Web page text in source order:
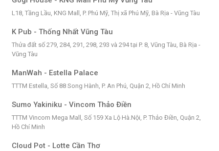
L18, Tầng Lầu, KNG Mall, P. Phú Mỹ, Thị xã Phú Mỹ, Bà Rịa - Vũng Tàu
K Pub - Thống Nhất Vũng Tàu
Thửa đất số 279, 284, 291, 298, 293 và 294 tại P. 8, Vũng Tàu, Bà Rịa -
Vũng Tàu
ManWah - Estella Palace
TTTM Estella, Số 88 Song Hành, P. An Phú, Quận 2, Hồ Chí Minh
Sumo Yakiniku - Vincom Thảo Điền
TTTM Vincom Mega Mall, Số 159 Xa Lộ Hà.Nội, P. Thảo Điền, Quận 2,
Hồ Chí Minh
Cloud Pot - Lotte Cần Thơ